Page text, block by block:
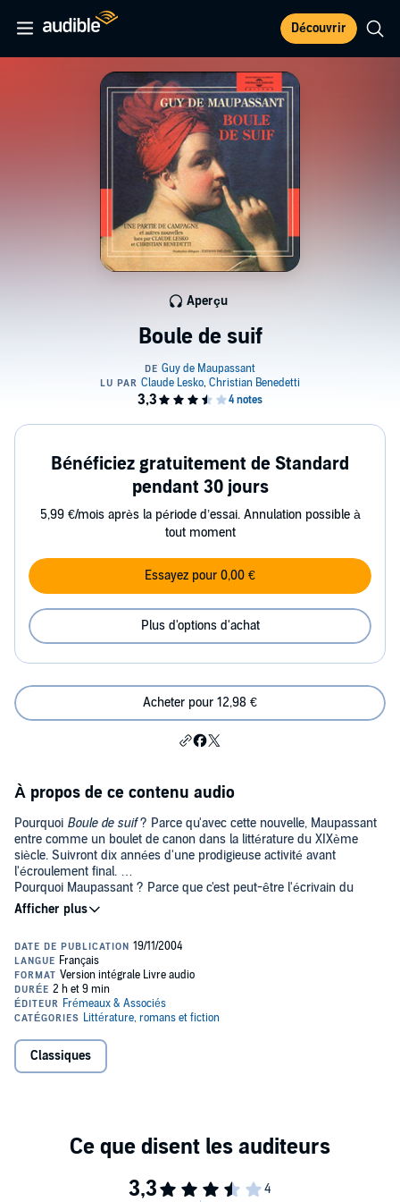
Découvrir
Boule de suif
Aperçu
Bénéficiez gratuitement de Standard
pendant 30 jours
5,99 €/mois après la période d’essai. Annulation possible à
tout moment
Essayez pour 0,00 €
Plus d'options d'achat
Acheter pour 12,98 €
À propos de ce contenu audio
Pourquoi Boule de suif? Parce qu'avec cette nouvelle, Maupassant
entre comme un boulet de canon dans la littérature du XIXème
siècle. Suivront dix années d'une prodigieuse activité avant
l'écroulement final.
Pourquoi Maupassant ? Parce que c'est peut-être l'écrivain du
XIXème siècle qui a le mieux résisté à l'érosion du temps. C'est
aussi celui qui a la plus grande audience internationale. Surtout, sa
Une partie de campagneest un classique dont Renoir tirera le film
que tout cinéphile admire.
Boule de suif,
Une partie de campagne,
Le mariage du lieutenant Laré.
Né en Normandie en 1850,
avec sa mère séparée de son mari. De 1871 à 1880, il occupe de
petits emplois dans différents ministères, tout en apprenant le
1880 à 1891, il publie environ trois cents nouvelles et contes réunis
en dix-huit volumes, ainsi que six romans. Il meurt fou en 1893, âgé
Classiques